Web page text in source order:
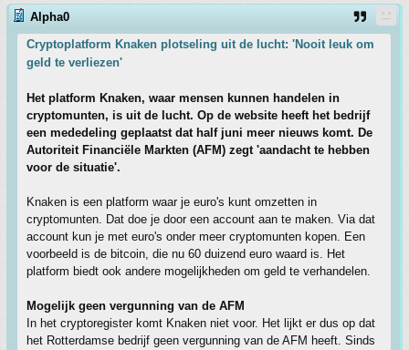
Alpha0
Cryptoplatform Knaken plotseling uit de lucht: 'Nooit leuk om
geld te verliezen'
Het platform Knaken, waar mensen kunnen handelen in
cryptomunten, is uit de lucht. Op de website heeft het bedrijf
een mededeling geplaatst dat half juni meer nieuws komt. De
Autoriteit Financiële Markten (AFM) zegt 'aandacht te hebben
voor de situatie'.
Knaken is een platform waar je euro's kunt omzetten in
cryptomunten. Dat doe je door een account aan te maken. Via dat
account kun je met euro's onder meer cryptomunten kopen. Een
voorbeeld is de bitcoin, die nu 60 duizend euro waard is. Het
platform biedt ook andere mogelijkheden om geld te verhandelen.
Mogelijk geen vergunning van de AFM
In het cryptoregister komt Knaken niet voor. Het lijkt er dus op dat
het Rotterdamse bedrijf geen vergunning van de AFM heeft. Sinds